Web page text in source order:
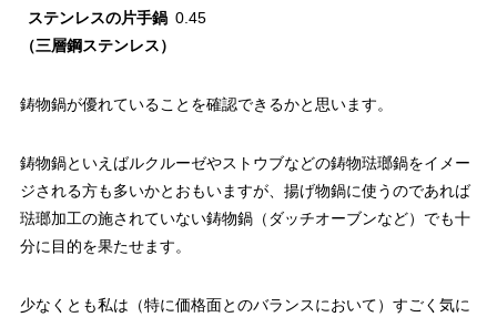
ステンレスの片手鍋
（三層鋼ステンレス）
0.45
鋳物鍋が優れていることを確認できるかと思います。
鋳物鍋といえばルクルーゼやストウブなどの鋳物琺瑯鍋をイメー
ジされる方も多いかとおもいますが、揚げ物鍋に使うのであれば
琺瑯加工の施されていない鋳物鍋（ダッチオーブンなど）でも十
分に目的を果たせます。
少なくとも私は（特に価格面とのバランスにおいて）すごく気に